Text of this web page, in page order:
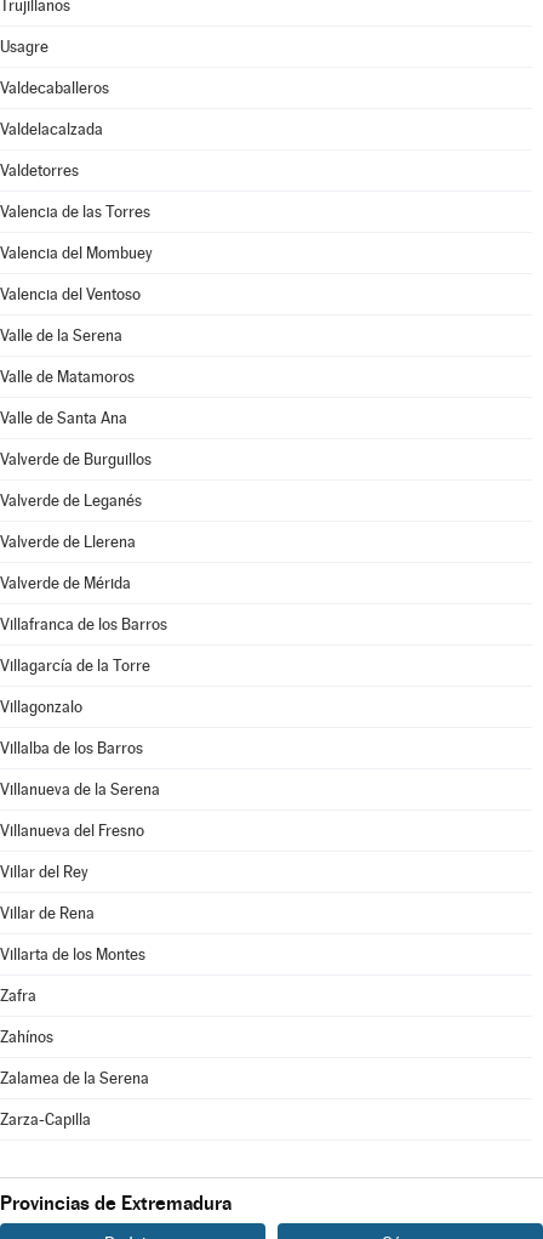
Trujillanos
Usagre
Valdecaballeros
Valdelacalzada
Valdetorres
Valencia de las Torres
Valencia del Mombuey
Valencia del Ventoso
Valle de la Serena
Valle de Matamoros
Valle de Santa Ana
Valverde de Burguillos
Valverde de Leganés
Valverde de Llerena
Valverde de Mérida
Villafranca de los Barros
Villagarcía de la Torre
Villagonzalo
Villalba de los Barros
Villanueva de la Serena
Villanueva del Fresno
Villar del Rey
Villar de Rena
Villarta de los Montes
Zafra
Zahínos
Zalamea de la Serena
Zarza-Capilla
Provincias de Extremadura